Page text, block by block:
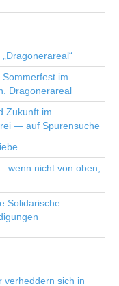
im
Dragonerareal
Zukunft im
— auf Spurensuche
wenn nicht von oben,
Solidarische
verheddern sich in